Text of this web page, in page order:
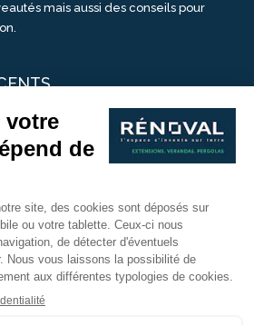
mais aussi des conseils pour
design
Extension Suisse | 26-27 Juin
pergola aluminium
sur mesure